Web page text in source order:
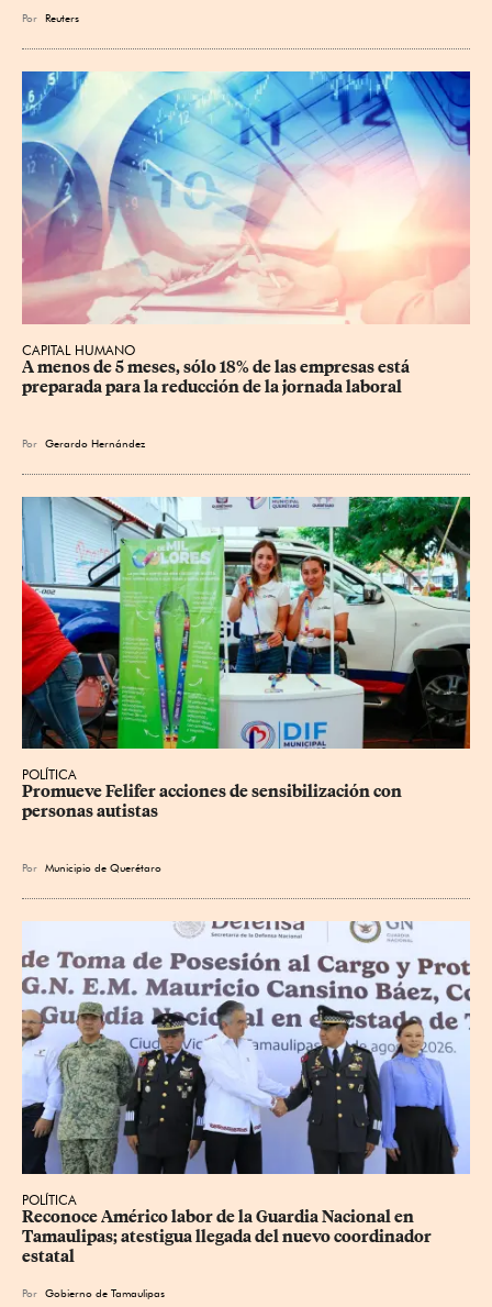
Por Reuters
CAPITAL HUMANO
A menos de 5 meses, sólo 18% de las empresas está
preparada para la reducción de la jornada laboral
Por Gerardo Hernández
POLÍTICA
Promueve Felifer acciones de sensibilización con
personas autistas
Por Municipio de Querétaro
POLÍTICA
Reconoce Américo labor de la Guardia Nacional en
Tamaulipas; atestigua llegada del nuevo coordinador
estatal
Por Gobierno de Tamaulipas